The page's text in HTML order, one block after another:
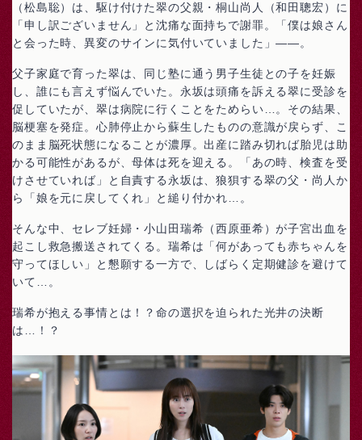
（松島聡）は、駆け付けた翠の父親・桐山尚人（和田聰宏）に
「申し訳ございません」と沈痛な面持ちで謝罪。「僕は娘さん
と会った時、異変のサインに気付いていました」――。
父子家庭で育った翠は、同じ塾に通う男子生徒との子を妊娠
し、誰にも言えず悩んでいた。永坂は頭痛を訴える翠に受診を
促していたが、翠は病院に行くことをためらい…。その結果、
脳梗塞を発症。心肺停止から蘇生したものの意識が戻らず、こ
のまま脳死状態になることが濃厚。出産に踏み切れば胎児は助
かる可能性があるが、母体は死を迎える。「あの時、検査を受
けさせていれば」と自責する永坂は、狼狽する翠の父・尚人か
ら「娘を元に戻してくれ」と縋り付かれ…。
そんな中、セレブ妊婦・小山田瑞希（西原亜希）が子宮出血を
起こし救急搬送されてくる。瑞希は「何があっても赤ちゃんを
守ってほしい」と懇願する一方で、しばらく定期健診を避けて
いて…。
瑞希が抱える事情とは！？命の選択を迫られた光井の決断
は…！？